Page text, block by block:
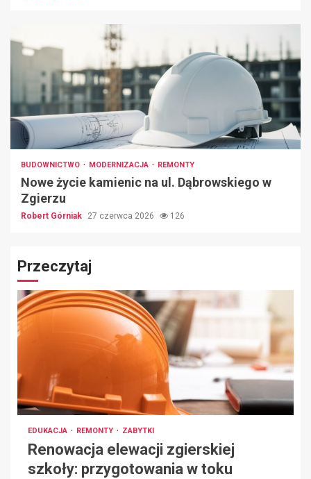
BUDOWNICTWO MODERNIZACJA REMONTY
Nowe życie kamienic na ul. Dąbrowskiego w
Zgierzu
Robert Górniak 27 czerwca 2026 126
Przeczytaj
EDUKACJA REMONTY ZABYTKI
Renowacja elewacji zgierskiej
szkoły: przygotowania w toku